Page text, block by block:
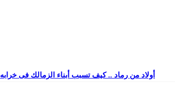
أولاد من رماد .. كيف تسبب أبناء الزمالك فى خرابه